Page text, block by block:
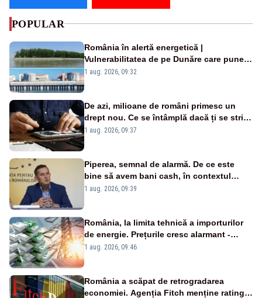
POPULAR
România în alertă energetică |
Vulnerabilitatea de pe Dunăre care pune
în pericol Centrala Cernavodă era
1 aug. 2026, 09:32
De azi, milioane de români primesc un
drept nou. Ce se întâmplă dacă ți se strică
un produs
1 aug. 2026, 09:37
Piperea, semnal de alarmă. De ce este
bine să avem bani cash, în contextul
alertei energetice?
1 aug. 2026, 09:39
România, la limita tehnică a importurilor
de energie. Prețurile cresc alarmant -
Analiză Realitatea Plus
1 aug. 2026, 09:46
România a scăpat de retrogradarea
economiei. Agenția Fitch menține ratingul